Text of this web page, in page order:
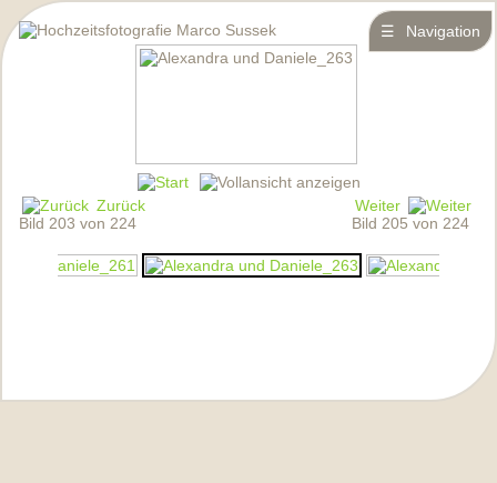
☰ Navigation
Zurück
Bild 203 von 224
Weiter
Bild 205 von 224